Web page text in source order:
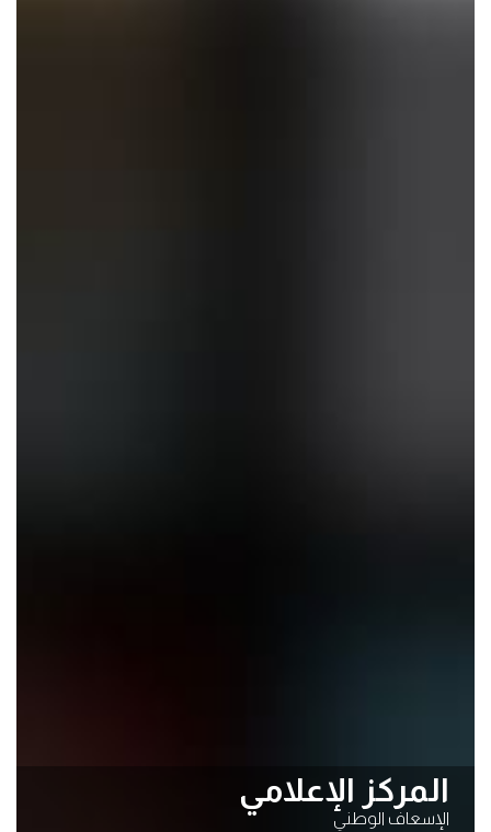
المركز الإعلامي
الإسعاف الوطني